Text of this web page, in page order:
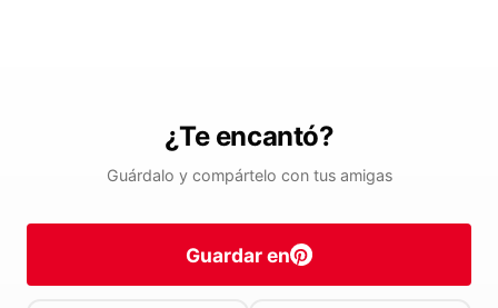
¿Te encantó?
Guárdalo y compártelo con tus amigas
Guardar en